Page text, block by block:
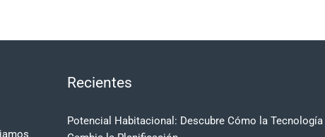
Recientes
Potencial Habitacional: Descubre Cómo la Tecnología